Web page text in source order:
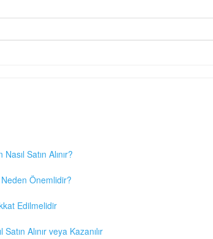
Satın Alınır?
Önemlidir?
Edilmelidir
Alınır veya Kazanılır